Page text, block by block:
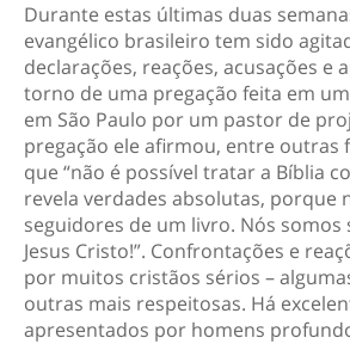
Durante estas últimas duas
evangélico brasileiro tem sido
declarações, reações, acusações e
torno de uma pregação feita em
em São Paulo por um pastor de
pregação ele afirmou, entre outras
que “não é possível tratar a Bíblia
revela verdades absolutas, porque
seguidores de um livro. Nós somos
Jesus Cristo!”. Confrontações e
por muitos cristãos sérios –
outras mais respeitosas. Há
apresentados por homens